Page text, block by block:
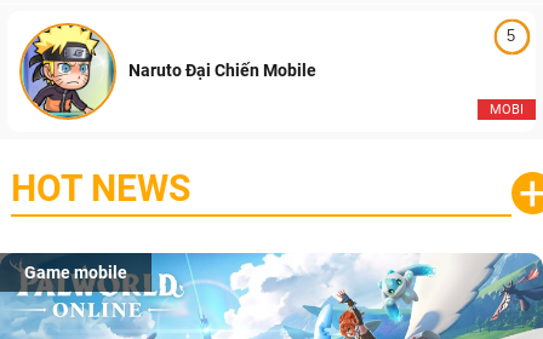
5
MOBI
Naruto Đại Chiến Mobile
HOT NEWS
Game mobile